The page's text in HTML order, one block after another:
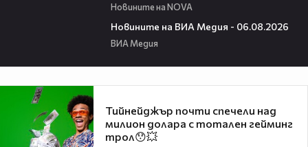
Новините на NOVA
Новините на ВИА Медия - 06.08.2026
ВИА Медия
Тийнейджър почти спечели над
милион долара с тотален гейминг
трол😯💥